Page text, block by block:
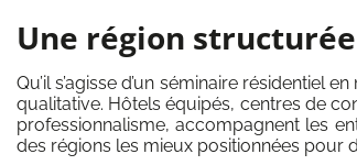
Une région
Qu’il s’agisse d’un séminaire résidentiel
qualitative. Hôtels équipés, centres de
professionnalisme, accompagnent les
des régions les mieux positionnées pour